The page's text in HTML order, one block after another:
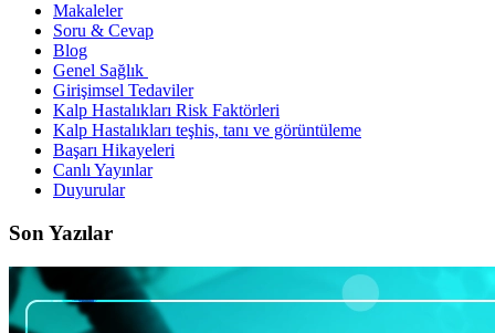
Makaleler
Soru & Cevap
Blog
Genel Sağlık
Girişimsel Tedaviler
Kalp Hastalıkları Risk Faktörleri
Kalp Hastalıkları teşhis, tanı ve görüntüleme
Başarı Hikayeleri
Canlı Yayınlar
Duyurular
Son Yazılar